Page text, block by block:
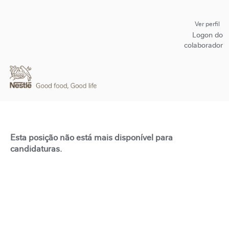
Ver perfil
Logon do
colaborador
Esta posição não está mais disponível para
candidaturas.